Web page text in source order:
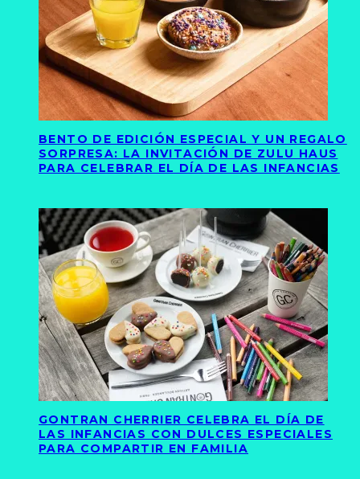
BENTO DE EDICIÓN ESPECIAL Y UN REGALO
SORPRESA: LA INVITACIÓN DE ZULU HAUS
PARA CELEBRAR EL DÍA DE LAS INFANCIAS
GONTRAN CHERRIER CELEBRA EL DÍA DE
LAS INFANCIAS CON DULCES ESPECIALES
PARA COMPARTIR EN FAMILIA